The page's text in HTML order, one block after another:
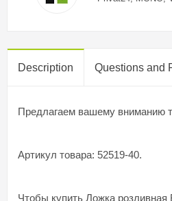
Description Questions and
Предлагаем вашему вниманию
Артикул товара: 52519-40.
Чтобы купить Ложка розливная